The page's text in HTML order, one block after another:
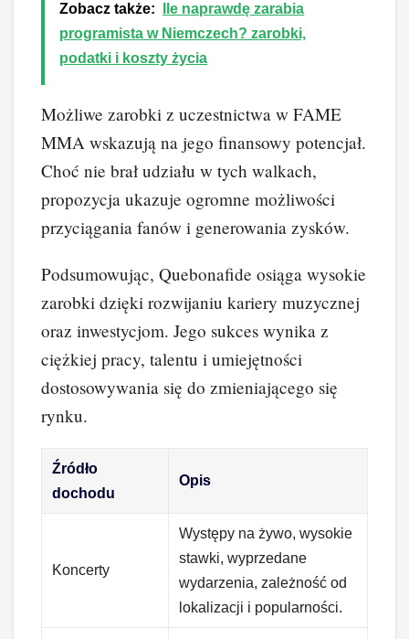
Zobacz także:
Ile naprawdę zarabia
programista w Niemczech? zarobki,
podatki i koszty życia
Możliwe zarobki z uczestnictwa w FAME
MMA wskazują na jego finansowy potencjał.
Choć nie brał udziału w tych walkach,
propozycja ukazuje ogromne możliwości
przyciągania fanów i generowania zysków.
Podsumowując, Quebonafide osiąga wysokie
zarobki dzięki rozwijaniu kariery muzycznej
oraz inwestycjom. Jego sukces wynika z
ciężkiej pracy, talentu i umiejętności
dostosowywania się do zmieniającego się
rynku.
Źródło
dochodu
Opis
Koncerty
Występy na żywo, wysokie
stawki, wyprzedane
wydarzenia, zależność od
lokalizacji i popularności.